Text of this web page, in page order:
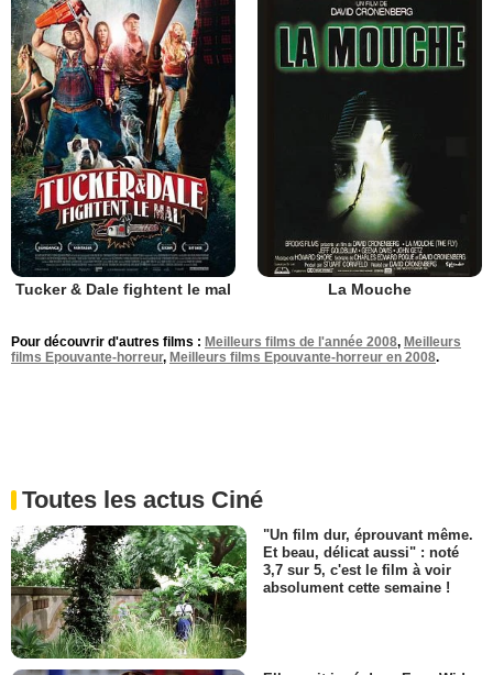
Tucker & Dale fightent le mal La Mouche
Pour découvrir d'autres films : Meilleurs films de l'année 2008, Meilleurs
films Epouvante-horreur, Meilleurs films Epouvante-horreur en 2008.
Toutes les actus Ciné
"Un film dur, éprouvant même.
Et beau, délicat aussi" : noté
3,7 sur 5, c'est le film à voir
absolument cette semaine !